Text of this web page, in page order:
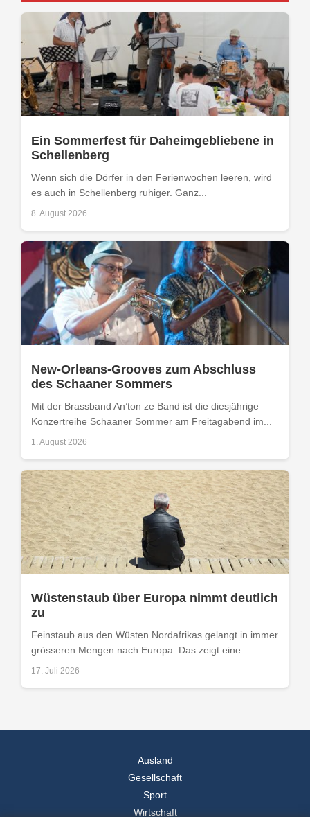
Ein Sommerfest für Daheimgebliebene in
Schellenberg
Wenn sich die Dörfer in den Ferienwochen leeren, wird
es auch in Schellenberg ruhiger. Ganz...
8. August 2026
New-Orleans-Grooves zum Abschluss
des Schaaner Sommers
Mit der Brassband An’ton ze Band ist die diesjährige
Konzertreihe Schaaner Sommer am Freitagabend im...
1. August 2026
Wüstenstaub über Europa nimmt deutlich
zu
Feinstaub aus den Wüsten Nordafrikas gelangt in immer
grösseren Mengen nach Europa. Das zeigt eine...
17. Juli 2026
Ausland
Gesellschaft
Sport
Wirtschaft